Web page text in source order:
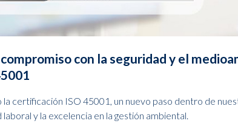
con la seguridad y el
la certificación ISO 45001, un nuevo paso dentro de
y la excelencia en la gestión ambiental.